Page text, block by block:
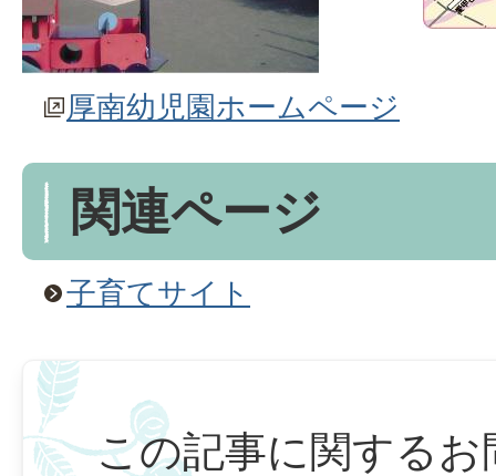
厚南幼児園ホームページ
関連ページ
子育てサイト
この記事に関するお